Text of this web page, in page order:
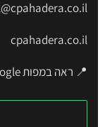
cpahadera.co.il
📍 ראה במפות Google